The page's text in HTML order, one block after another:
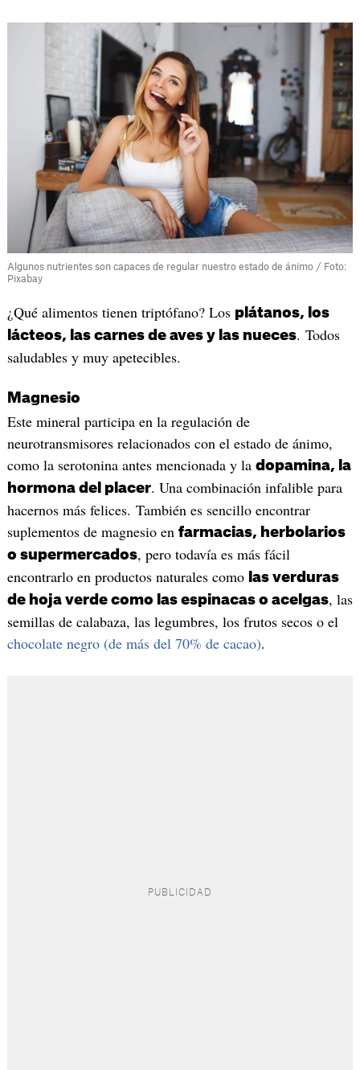
Algunos nutrientes son capaces de regular nuestro estado de ánimo / Foto:
Pixabay
¿Qué alimentos tienen triptófano? Los plátanos, los
lácteos, las carnes de aves y las nueces. Todos
saludables y muy apetecibles.
Magnesio
Este mineral participa en la regulación de
neurotransmisores relacionados con el estado de ánimo,
como la serotonina antes mencionada y la dopamina, la
hormona del placer. Una combinación infalible para
hacernos más felices. También es sencillo encontrar
suplementos de magnesio en farmacias, herbolarios
o supermercados, pero todavía es más fácil
encontrarlo en productos naturales como las verduras
de hoja verde como las espinacas o acelgas, las
semillas de calabaza, las legumbres, los frutos secos o el
chocolate negro (de más del 70% de cacao).